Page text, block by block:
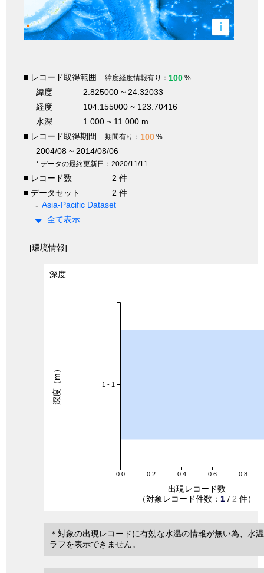
i
■ レコード取得範囲 緯度経度情報有り： 100 %
緯度
2.825000 ~ 24.32033
経度
104.155000 ~ 123.70416
水深
1.000 ~ 11.000 m
■ レコード取得期間
期間有り： 100 %
2004/08 ~ 2014/08/06
* データの最終更新日：2020/11/11
■ レコード数
2 件
■ データセット
2 件
Asia-Pacific Dataset
全て表示
[環境情報]
深度
0.0 0.2 0.4 0.6 0.8
1 - 1
出現レコード数
（対象レコード件数： 1 / 2 件）
深度（m）
＊対象の出現レコードに有効な水温の情報が無い為、水
ラフを表示できません。